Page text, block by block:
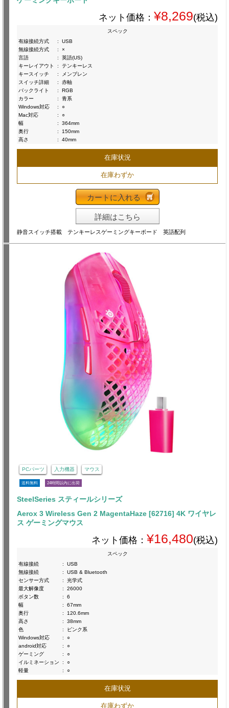
ネット価格： ¥8,269(税込)
スペック
有線接続方式
:
USB
無線接続方式
:
×
言語
:
英語(US)
キーレイアウト
:
テンキーレス
キースイッチ
:
メンブレン
スイッチ詳細
:
赤軸
バックライト
:
RGB
カラー
:
青系
Windows対応
:
○
Mac対応
:
○
幅
:
364mm
奥行
:
150mm
高さ
: 40mm
在庫状況
在庫わずか
カートに入れる
詳細はこちら
静音スイッチ搭載 テンキーレスゲーミングキーボード 英語配列
PCパーツ 入力機器 マウス
送料無料 24時間以内に出荷
SteelSeries スティールシリーズ
Aerox 3 Wireless Gen 2 MagentaHaze [62716] 4K ワイヤレ
ス ゲーミングマウス
ネット価格： ¥16,480(税込)
スペック
有線接続
:
USB
無線接続
:
USB & Bluetooth
センサー方式
:
光学式
最大解像度
:
26000
ボタン数
:
6
幅
:
67mm
奥行
:
120.6mm
高さ
:
38mm
色
:
ピンク系
Windows対応
:
○
android対応
:
○
ゲーミング
:
○
イルミネーション
:
○
軽量
: ○
在庫状況
在庫わずか